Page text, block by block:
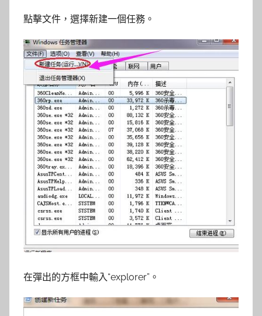
點擊文件，選擇新建一個任務。
在彈出的方框中輸入“explorer”。